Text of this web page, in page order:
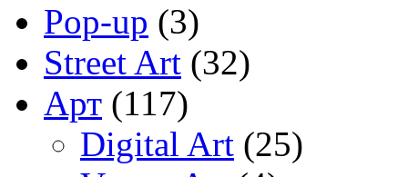
Pop-up (3)
Street Art (32)
Арт (117)
Digital Art (25)